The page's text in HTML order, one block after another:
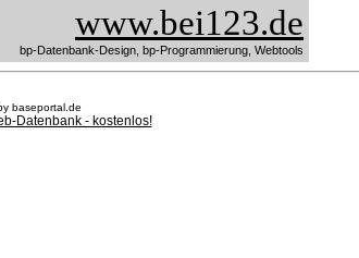
www.bei123.de
bp-Datenbank-Design, bp-Programmierung, Webtools
baseportal.de
Datenbank - kostenlos!